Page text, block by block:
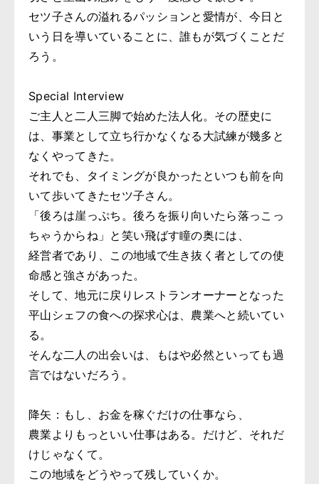
セツ子さんの溢れるパッションと愛情が、今日と
いう日を導いていることに、誰もが気づくことだ
ろう。
Special Interview
ご主人と二人三脚で始めた法人化。その歴史に
は、事業として立ち行かなくなる大試練が幾多と
なくやってきた。
それでも、タイミングが良かったといつも前を向
いて歩いてきたセツ子さん。
「後ろは崖っぷち。後ろを振り向いたら落っこっ
ちゃうからね」と笑い飛ばす瞳の奥には、
経営者であり、この地域で生き抜く者としての使
命感と強さがあった。
そして、地元に戻りレストランオーナーとなった
平山シェフの食への探求心は、農業へと続いてい
る。
そんな二人の出会いは、もはや必然といっても過
言ではないだろう。
降矢：もし、お金を稼ぐだけの仕事なら、
農業よりもっといい仕事はある。だけど、それだ
けじゃなくて。
この地域をどうやって残していくか。